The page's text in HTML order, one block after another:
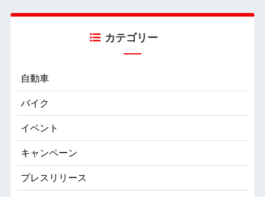
カテゴリー
自動車
バイク
イベント
キャンペーン
プレスリリース